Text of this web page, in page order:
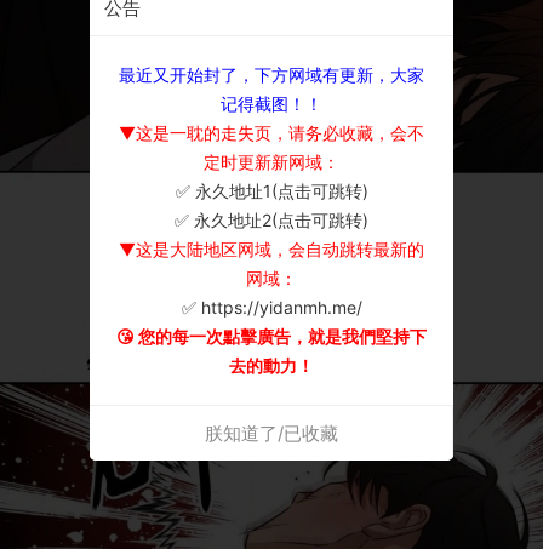
公告
最近又开始封了，下方网域有更新，大家
记得截图！！
▼这是一耽的走失页，请务必收藏，会不
定时更新新网域：
✅ 永久地址1(点击可跳转)
✅ 永久地址2(点击可跳转)
▼这是大陆地区网域，会自动跳转最新的
网域：
✅ https://yidanmh.me/
😘 您的每一次點擊廣告，就是我們堅持下
去的動力！
朕知道了/已收藏